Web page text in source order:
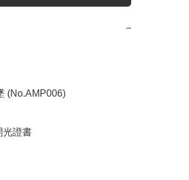
−
(No.AMP006)
光證書